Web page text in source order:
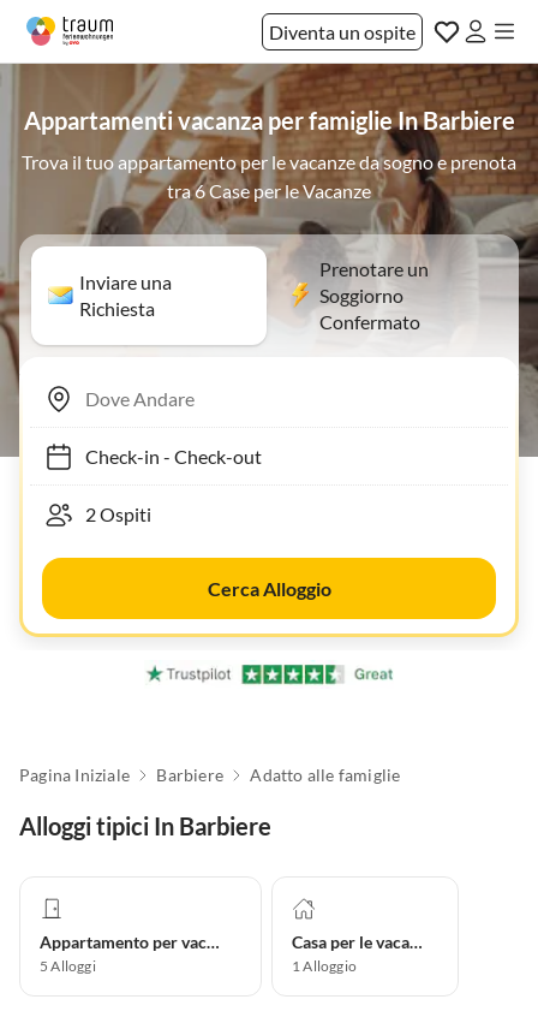
Diventa un ospite
Appartamenti vacanza per famiglie In Barbiere
Trova il tuo appartamento per le vacanze da sogno e prenota
tra 6 Case per le Vacanze
Inviare una
Richiesta
Prenotare un
Soggiorno
Confermato
Check-in- Check-out
Cerca Alloggio
Pagina Iniziale Barbiere Adatto alle famiglie
Alloggi tipici In Barbiere
Appartamento per vacanze
5 Alloggi
Casa per le vacanze
1Alloggio